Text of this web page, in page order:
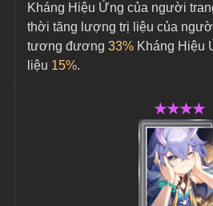
Kháng Hiệu Ứng của người
thời tăng lượng trị liệu của
tương đương 33% Kháng Hiệu
liệu 15%.
★★★★